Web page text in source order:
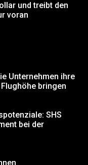
und treibt den
voran
Unternehmen ihre
bringen
SHS
bei der